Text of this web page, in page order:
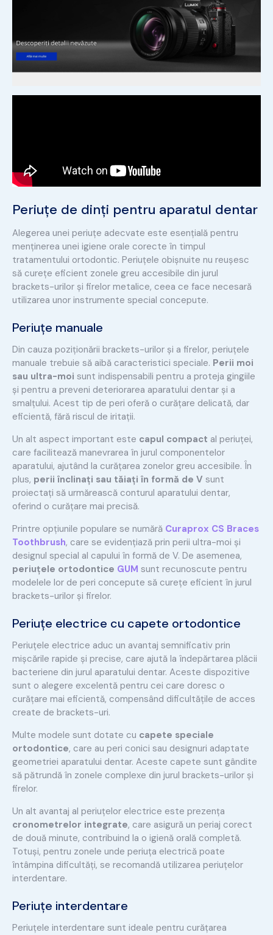
Periuțe de dinți pentru aparatul dentar
Alegerea unei periuțe adecvate este esențială pentru
menținerea unei igiene orale corecte în timpul
tratamentului ortodontic. Periuțele obișnuite nu reușesc
să curețe eficient zonele greu accesibile din jurul
brackets-urilor și firelor metalice, ceea ce face necesară
utilizarea unor instrumente special concepute.
Periuțe manuale
Din cauza poziționării brackets-urilor și a firelor, periuțele
manuale trebuie să aibă caracteristici speciale. Perii moi
sau ultra-moi sunt indispensabili pentru a proteja gingiile
și pentru a preveni deteriorarea aparatului dentar și a
smalțului. Acest tip de peri oferă o curățare delicată, dar
eficientă, fără riscul de iritații.
Un alt aspect important este capul compact al periuței,
care facilitează manevrarea în jurul componentelor
aparatului, ajutând la curățarea zonelor greu accesibile. În
plus, perii înclinați sau tăiați în formă de V sunt
proiectați să urmărească conturul aparatului dentar,
oferind o curățare mai precisă.
Printre opțiunile populare se numără Curaprox CS Braces
Toothbrush, care se evidențiază prin perii ultra-moi și
designul special al capului în formă de V. De asemenea,
periuțele ortodontice GUM sunt recunoscute pentru
modelele lor de peri concepute să curețe eficient în jurul
brackets-urilor și firelor.
Periuțe electrice cu capete ortodontice
Periuțele electrice aduc un avantaj semnificativ prin
mișcările rapide și precise, care ajută la îndepărtarea plăcii
bacteriene din jurul aparatului dentar. Aceste dispozitive
sunt o alegere excelentă pentru cei care doresc o
curățare mai eficientă, compensând dificultățile de acces
create de brackets-uri.
Multe modele sunt dotate cu capete speciale
ortodontice, care au peri conici sau designuri adaptate
geometriei aparatului dentar. Aceste capete sunt gândite
să pătrundă în zonele complexe din jurul brackets-urilor și
firelor.
Un alt avantaj al periuțelor electrice este prezența
cronometrelor integrate, care asigură un periaj corect
de două minute, contribuind la o igienă orală completă.
Totuși, pentru zonele unde periuța electrică poate
întâmpina dificultăți, se recomandă utilizarea periuțelor
interdentare.
Periuțe interdentare
Periuțele interdentare sunt ideale pentru curățarea